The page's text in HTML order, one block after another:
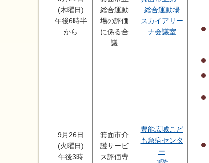
(木曜日)
午後6時半
から
総合運動
場の評価
に係る合
議
総合運動場
スカイアリー
ナ会議室
9月26日
(火曜日)
午後3時
箕面市介
護サービ
ス評価専
豊能広域こど
も急病センタ
ー